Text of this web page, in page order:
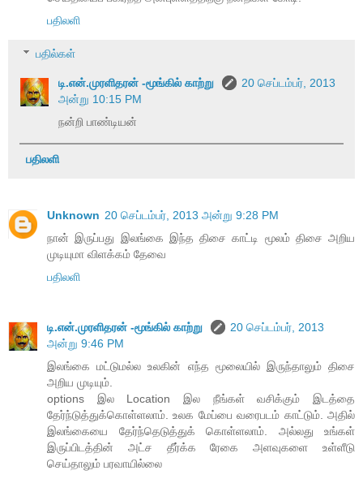
பதிலளி
பதில்கள்
டி.என்.முரளிதரன் -மூங்கில் காற்று
20 செப்டம்பர், 2013
அன்று 10:15 PM
நன்றி பாண்டியன்
பதிலளி
Unknown 20 செப்டம்பர், 2013 அன்று 9:28 PM
நான் இருப்பது இலங்கை இந்த திசை காட்டி மூலம் திசை அறிய
முடியுமா விளக்கம் தேவை
பதிலளி
டி.என்.முரளிதரன் -மூங்கில் காற்று
20 செப்டம்பர், 2013
அன்று 9:46 PM
இலங்கை மட்டுமல்ல உலகின் எந்த மூலையில் இருந்தாலும் திசை
அறிய முடியும்.
options இல Location இல நீங்கள் வசிக்கும் இடத்தை
தேர்ந்டுத்துக்கொள்ளலாம். உலக மேப்பை வரைபடம் காட்டும். அதில்
இலங்கையை தேர்ந்தெடுத்துக் கொள்ளலாம். அல்லது உங்கள்
இருப்பிடத்தின் அட்ச தீர்க்க ரேகை அளவுகளை உள்ளீடு
செய்தாலும் பரவாயில்லை